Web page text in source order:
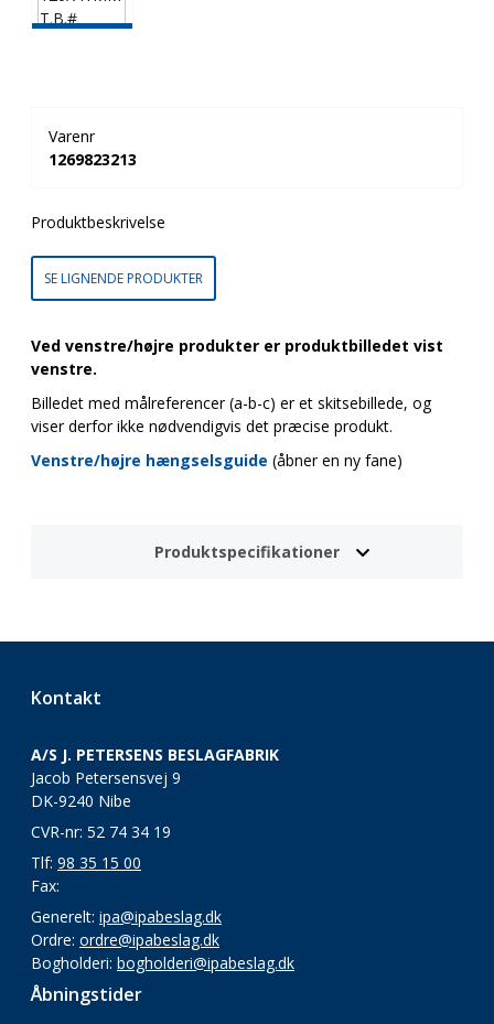
Varenr
1269823213
Produktbeskrivelse
SE LIGNENDE PRODUKTER
Ved venstre/højre produkter er produktbilledet vist
venstre.
Billedet med målreferencer (a-b-c) er et skitsebillede, og
viser derfor ikke nødvendigvis det præcise produkt.
Venstre/højre hængselsguide (åbner en ny fane)
Produktspecifikationer
Kontakt
A/S J. PETERSENS BESLAGFABRIK
Jacob Petersensvej 9
DK-9240 Nibe
CVR-nr: 52 74 34 19
Tlf: 98 35 15 00
Fax:
Generelt: ipa@ipabeslag.dk
Ordre: ordre@ipabeslag.dk
Bogholderi: bogholderi@ipabeslag.dk
Åbningstider